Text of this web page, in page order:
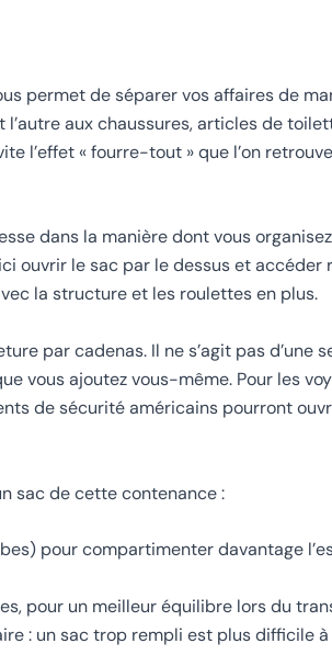
permet de séparer vos affaires de
aux chaussures, articles de
l’effet « fourre-tout » que l’on
dans la manière dont vous
ouvrir le sac par le dessus et accéder
la structure et les roulettes en plus.
par cadenas. Il ne s’agit pas d’une
vous ajoutez vous-même. Pour les
de sécurité américains pourront
sac de cette contenance :
pour compartimenter davantage
pour un meilleur équilibre lors du
: un sac trop rempli est plus